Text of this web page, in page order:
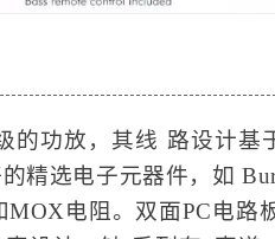
的功放，其线 路设计基
精选电子元器件，如
电阻。双面PC电路